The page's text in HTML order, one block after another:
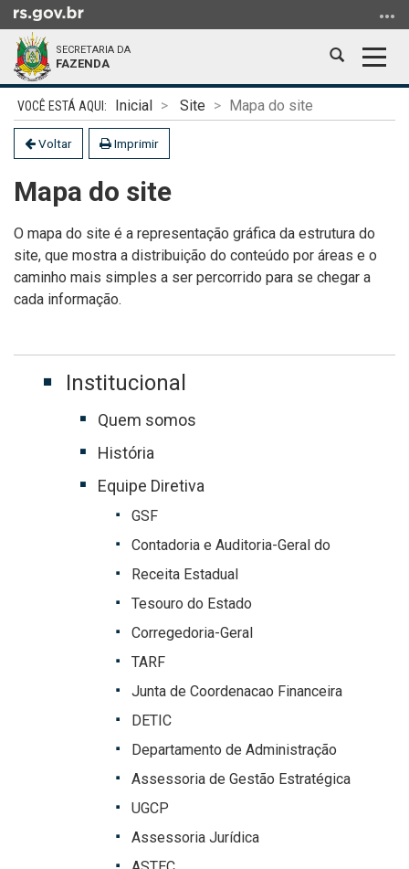
para
conteúdo
para
menu
para
busca
SECRETARIA DA
FAZENDA
Abrir
Início
do
conteúdo
Inicial Site Mapa do site
Voltar Imprimir
Mapa do site
O mapa do site é a representação gráfica da estrutura do
site, que mostra a distribuição do conteúdo por áreas e o
caminho mais simples a ser percorrido para se chegar a
cada informação.
Institucional
Quem somos
História
Equipe Diretiva
GSF
Contadoria e Auditoria-Geral do
Receita Estadual
Tesouro do Estado
Corregedoria-Geral
TARF
Junta de Coordenacao Financeira
DETIC
Departamento de Administração
Assessoria de Gestão Estratégica
UGCP
Assessoria Jurídica